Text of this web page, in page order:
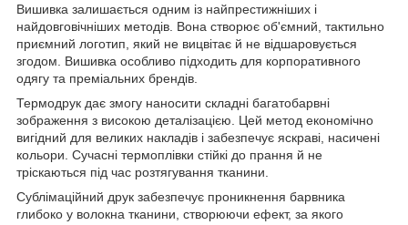
Вишивка залишається одним із найпрестижніших і
найдовговічніших методів. Вона створює об'ємний, тактильно
приємний логотип, який не вицвітає й не відшаровується
згодом. Вишивка особливо підходить для корпоративного
одягу та преміальних брендів.
Термодрук дає змогу наносити складні багатобарвні
зображення з високою деталізацією. Цей метод економічно
вигідний для великих накладів і забезпечує яскраві, насичені
кольори. Сучасні термоплівки стійкі до прання й не
тріскаються під час розтягування тканини.
Сублімаційний друк забезпечує проникнення барвника
глибоко у волокна тканини, створюючи ефект, за якого